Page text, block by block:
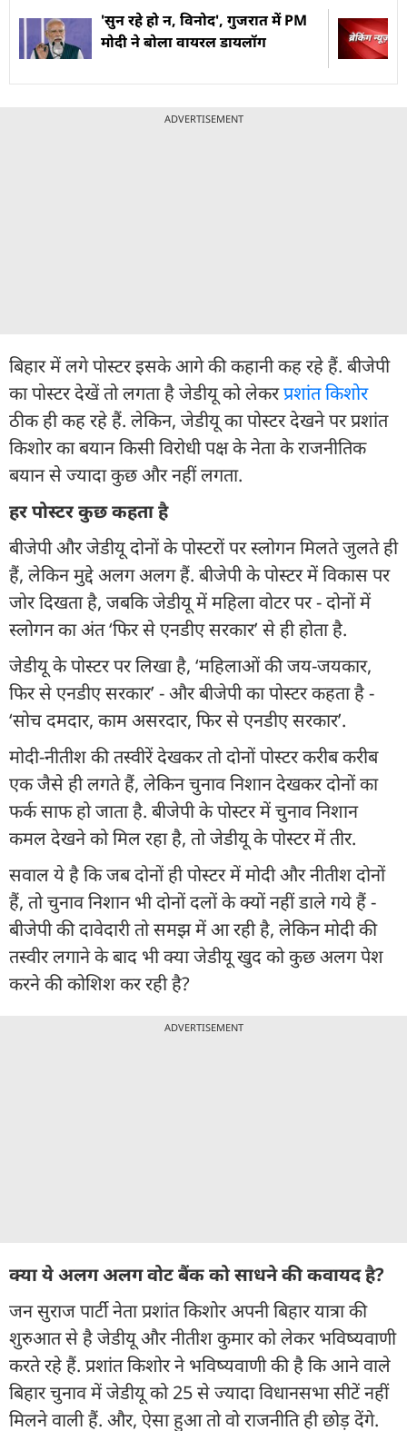
'सुन रहे हो न, विनोद', गुजरात में PM
मोदी ने बोला वायरल डायलॉग
ADVERTISEMENT
बिहार में लगे पोस्टर इसके आगे की कहानी कह रहे हैं. बीजेपी
का पोस्टर देखें तो लगता है जेडीयू को लेकरप्रशांत किशोर
ठीक ही कह रहे हैं. लेकिन, जेडीयू का पोस्टर देखने पर प्रशांत
किशोर का बयान किसी विरोधी पक्ष के नेता के राजनीतिक
बयान से ज्यादा कुछ और नहीं लगता.
हर पोस्टर कुछ कहता है
बीजेपी और जेडीयू दोनों के पोस्टरों पर स्लोगन मिलते जुलते ही
हैं, लेकिन मुद्दे अलग अलग हैं. बीजेपी के पोस्टर में विकास पर
जोर दिखता है, जबकि जेडीयू में महिला वोटर पर - दोनों में
स्लोगन का अंत ‘फिर से एनडीए सरकार’ से ही होता है.
जेडीयू के पोस्टर पर लिखा है, ‘महिलाओं की जय-जयकार,
फिर से एनडीए सरकार’ - और बीजेपी का पोस्टर कहता है -
‘सोच दमदार, काम असरदार, फिर से एनडीए सरकार’.
मोदी-नीतीश की तस्वीरें देखकर तो दोनों पोस्टर करीब करीब
एक जैसे ही लगते हैं, लेकिन चुनाव निशान देखकर दोनों का
फर्क साफ हो जाता है. बीजेपी के पोस्टर में चुनाव निशान
कमल देखने को मिल रहा है, तो जेडीयू के पोस्टर में तीर.
सवाल ये है कि जब दोनों ही पोस्टर में मोदी और नीतीश दोनों
हैं, तो चुनाव निशान भी दोनों दलों के क्यों नहीं डाले गये हैं -
बीजेपी की दावेदारी तो समझ में आ रही है, लेकिन मोदी की
तस्वीर लगाने के बाद भी क्या जेडीयू खुद को कुछ अलग पेश
करने की कोशिश कर रही है?
ADVERTISEMENT
क्या ये अलग अलग वोट बैंक को साधने की कवायद है?
जन सुराज पार्टी नेता प्रशांत किशोर अपनी बिहार यात्रा की
शुरुआत से है जेडीयू और नीतीश कुमार को लेकर भविष्यवाणी
करते रहे हैं. प्रशांत किशोर ने भविष्यवाणी की है कि आने वाले
बिहार चुनाव में जेडीयू को 25 से ज्यादा विधानसभा सीटें नहीं
मिलने वाली हैं. और, ऐसा हुआ तो वो राजनीति ही छोड़ देंगे.